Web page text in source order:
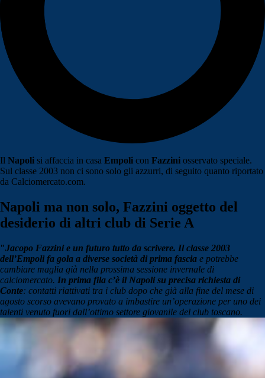
Il Napoli si affaccia in casa Empoli con Fazzini osservato speciale.
Sul classe 2003 non ci sono solo gli azzurri, di seguito quanto riportato
da Calciomercato.com.
Napoli ma non solo, Fazzini oggetto del
desiderio di altri club di Serie A
"Jacopo Fazzini e un futuro tutto da scrivere. Il classe 2003
dell’Empoli fa gola a diverse società di prima fascia e potrebbe
cambiare maglia già nella prossima sessione invernale di
calciomercato. In prima fila c’è il Napoli su precisa richiesta di
Conte: contatti riattivati tra i club dopo che già alla fine del mese di
agosto scorso avevano provato a imbastire un’operazione per uno dei
talenti venuto fuori dall’ottimo settore giovanile del club toscano.